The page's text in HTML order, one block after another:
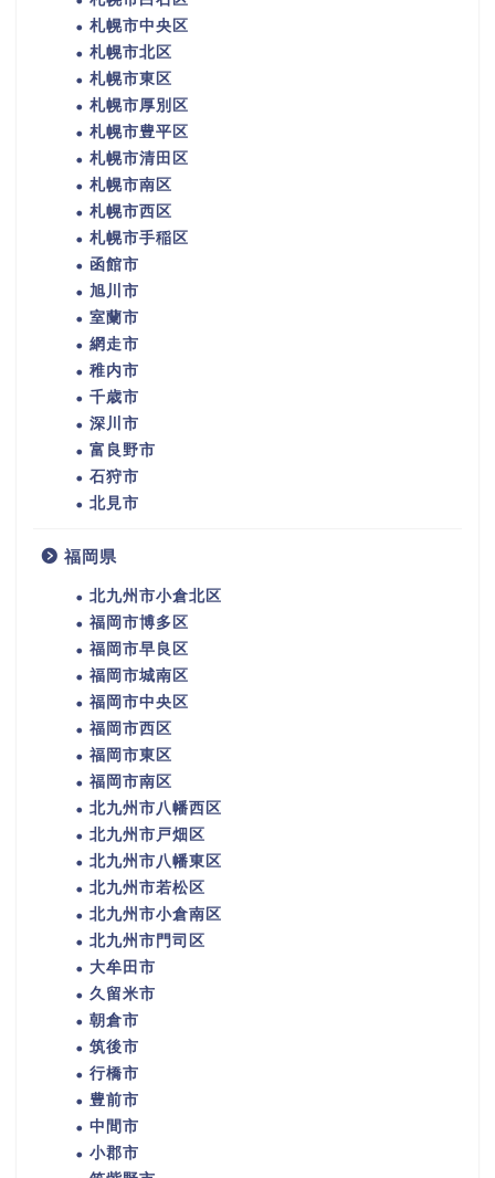
札幌市中央区
札幌市北区
札幌市東区
札幌市厚別区
札幌市豊平区
札幌市清田区
札幌市南区
札幌市西区
札幌市手稲区
函館市
旭川市
室蘭市
網走市
稚内市
千歳市
深川市
富良野市
石狩市
北見市
福岡県
北九州市小倉北区
福岡市博多区
福岡市早良区
福岡市城南区
福岡市中央区
福岡市西区
福岡市東区
福岡市南区
北九州市八幡西区
北九州市戸畑区
北九州市八幡東区
北九州市若松区
北九州市小倉南区
北九州市門司区
大牟田市
久留米市
朝倉市
筑後市
行橋市
豊前市
中間市
小郡市